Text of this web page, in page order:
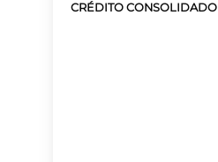
CRÉDITO CONSOLIDADO